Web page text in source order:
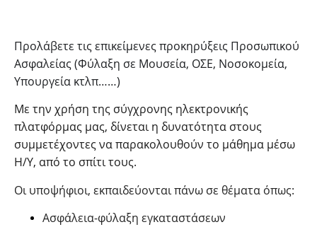
Προλάβετε τις επικείμενες προκηρύξεις Προσωπικού
Ασφαλείας (Φύλαξη σε Μουσεία, ΟΣΕ, Νοσοκομεία,
Υπουργεία κτλπ……)
Με την χρήση της σύγχρονης ηλεκτρονικής
πλατφόρμας μας, δίνεται η δυνατότητα στους
συμμετέχοντες να παρακολουθούν το μάθημα μέσω
Η/Υ, από το σπίτι τους.
Oι υποψήφιοι, εκπαιδεύονται πάνω σε θέματα όπως:
Ασφάλεια-φύλαξη εγκαταστάσεων